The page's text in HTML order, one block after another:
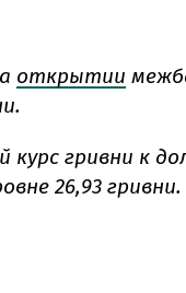
открытии
гривни к
26,93 гривни.